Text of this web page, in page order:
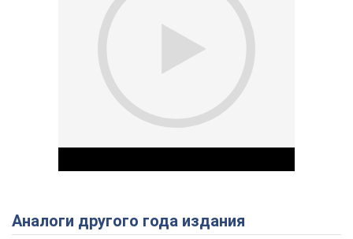
Аналоги другого года издания